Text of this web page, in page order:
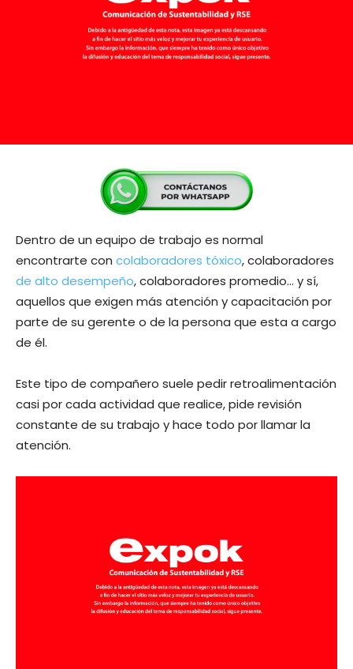
Dentro de un equipo de trabajo es normal
encontrarte con colaboradores tóxico, colaboradores
de alto desempeño, colaboradores promedio… y sí,
aquellos que exigen más atención y capacitación por
parte de su gerente o de la persona que esta a cargo
de él.
Este tipo de compañero suele pedir retroalimentación
casi por cada actividad que realice, pide revisión
constante de su trabajo y hace todo por llamar la
atención.